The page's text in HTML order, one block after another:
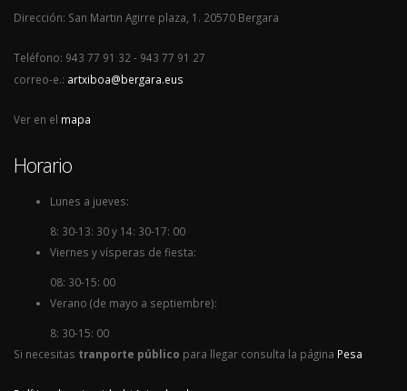
Dirección: San Martin Agirre plaza, 1. 20570 Bergara
Teléfono: 943 77 91 32 - 943 77 91 27
correo-e.: artxiboa@bergara.eus
Ver en el mapa
Horario
Lunes a jueves:
8: 30-13: 30 y 14: 30-17: 00
Viernes y vísperas de fiesta:
08: 30-15: 00
Verano (de mayo a septiembre):
8: 30-15: 00
Si necesitas tranporte público para llegar consulta la página Pesa